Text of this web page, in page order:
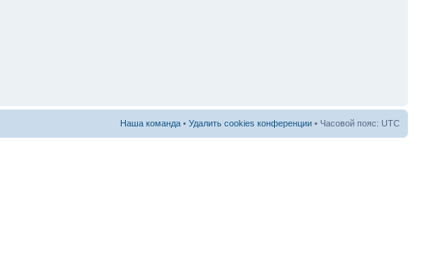
Наша команда • Удалить cookies конференции • Часовой пояс: UTC